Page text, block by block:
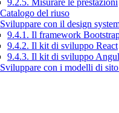
9.2.5. Misurare le prestazioni
del riuso
con il design
9.4.1. Il framework
9.4.2. Il kit di sviluppo React
9.4.3. Il kit di sviluppo
con i modelli di